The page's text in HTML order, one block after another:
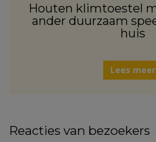
Houten klimtoestel
ander duurzaam
huis
Lees meer
Reacties van bezoekers